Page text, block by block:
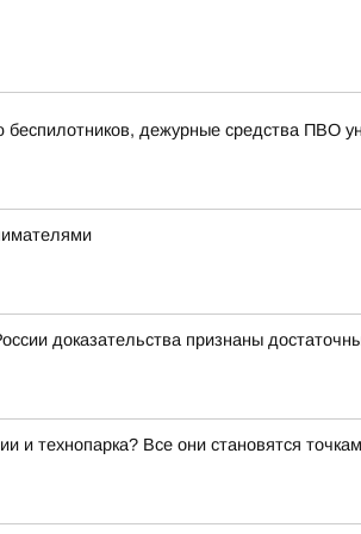
дежурные средства ПВО
доказательства признаны
и технопарка? Все они становятся